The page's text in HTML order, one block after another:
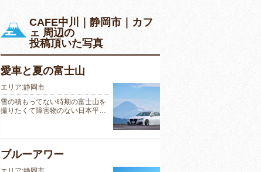
CAFE中川｜静岡市｜カフ
ェ 周辺の
投稿頂いた写真
愛車と夏の富士山
エリア:静岡市
雪の積もってない時期の富士山を
撮りたくて障害物のない日本平…
ブルーアワー